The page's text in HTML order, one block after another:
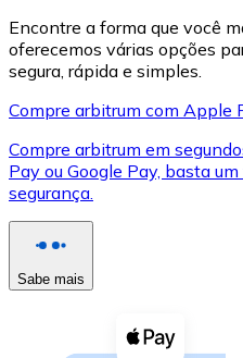
XRP
XRP
Ver tudo
Cupons cripto
Encontre a forma que você
oferecemos várias opções
segura, rápida e simples.
Compre arbitrum com Apple
Compre arbitrum em
Pay ou Google Pay, basta
segurança.
Sabe mais